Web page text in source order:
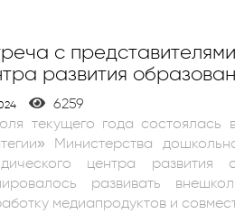
с
развития
6259
текущего года состоялась
Министерства
центра
развивать
медиапродуктов и